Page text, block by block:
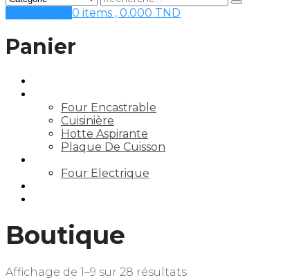
0 items , 0.000 TND
Panier
Four Encastrable
Cuisinière
Hotte Aspirante
Plaque De Cuisson
Four Electrique
Boutique
Affichage de 1–9 sur 28 résultats